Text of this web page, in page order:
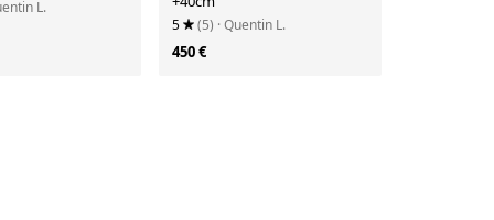
L.
5 (5) · Quentin L.
450 €